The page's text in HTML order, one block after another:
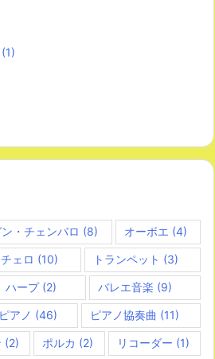
(1)
・チェンバロ (8) オーボエ (4)
チェロ (10) トランペット (3)
ハープ(2) バレエ音楽 (9)
ピアノ (46) ピアノ協奏曲 (11)
(2) ポルカ (2) リコーダー (1)